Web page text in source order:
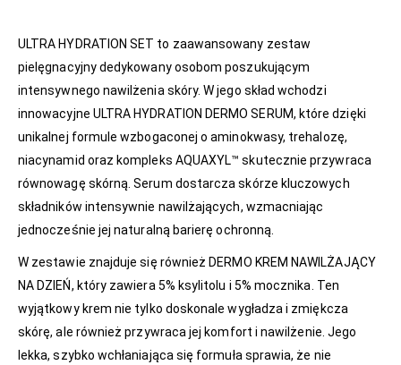
ULTRA HYDRATION SET to zaawansowany zestaw
pielęgnacyjny dedykowany osobom poszukującym
intensywnego nawilżenia skóry. W jego skład wchodzi
innowacyjne ULTRA HYDRATION DERMO SERUM, które dzięki
unikalnej formule wzbogaconej o aminokwasy, trehalozę,
niacynamid oraz kompleks AQUAXYL™ skutecznie przywraca
równowagę skórną. Serum dostarcza skórze kluczowych
składników intensywnie nawilżających, wzmacniając
jednocześnie jej naturalną barierę ochronną.
W zestawie znajduje się również DERMO KREM NAWILŻAJĄCY
NA DZIEŃ, który zawiera 5% ksylitolu i 5% mocznika. Ten
wyjątkowy krem nie tylko doskonale wygładza i zmiękcza
skórę, ale również przywraca jej komfort i nawilżenie. Jego
lekka, szybko wchłaniająca się formuła sprawia, że nie